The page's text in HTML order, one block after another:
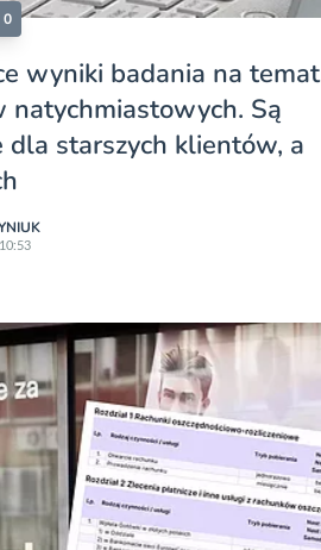
0
wyniki badania na temat
natychmiastowych. Są
dla starszych klientów, a